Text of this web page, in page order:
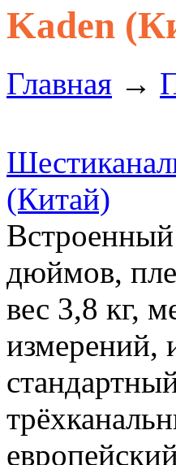
Kaden
Главная →
(Китай)
дюймов,
вес 3,8 кг,
измерений,